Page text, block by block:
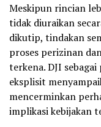
Meskipun rincian
tidak diuraikan
dikutip, tindakan
proses perizinan
terkena. DJI
eksplisit
mencerminkan
implikasi kebijakan